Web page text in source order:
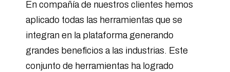
En compañía de nuestros clientes hemos
aplicado todas las herramientas que se
integran en la plataforma generando
grandes beneficios a las industrias. Este
conjunto de herramientas ha logrado